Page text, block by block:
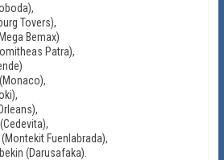
Tovers),
Bemax)
Patra),
Fuenlabrada),
(Darusafaka).